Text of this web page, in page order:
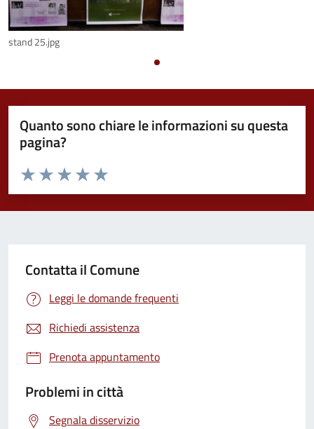
stand 25.jpg
Quanto sono chiare le informazioni su questa
pagina?
Valuta da 1 a 5 stelle la pagina
Valuta 5 stelle su 5
Valuta 4 stelle su 5
Valuta 3 stelle su 5
Valuta 2 stelle su 5
Valuta 1 stelle su 5
Contatta il Comune
Leggi le domande frequenti
Richiedi assistenza
Prenota appuntamento
Problemi in città
Segnala disservizio